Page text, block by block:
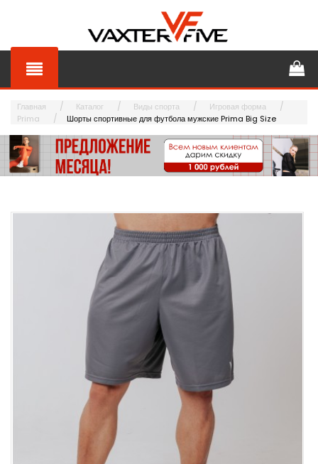
Главная Каталог Виды спорта
Игровая форма
Prima
Шорты спортивные для футбола мужские Prima Big Size